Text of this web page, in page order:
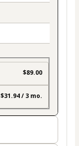
$89.00
$31.94 / 3 mo.